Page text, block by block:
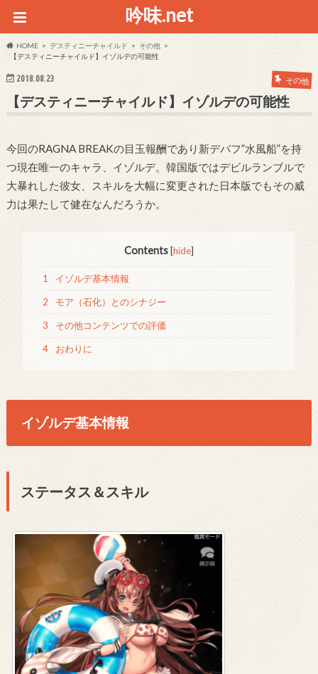
吟味.net
HOME デスティニーチャイルド
その他
【デスティニーチャイルド】イゾルデの可能性
2018.08.23 その他
【デスティニーチャイルド】イゾルデの可能性
今回のRAGNA BREAKの目玉報酬であり新デバフ”水風船”を持
つ現在唯一のキャラ、イゾルデ。韓国版ではデビルランブルで
大暴れした彼女、スキルを大幅に変更された日本版でもその威
力は果たして健在なんだろうか。
Contents [hide]
1 イゾルデ基本情報
2 モア（石化）とのシナジー
3 その他コンテンツでの評価
4 おわりに
イゾルデ基本情報
ステータス＆スキル